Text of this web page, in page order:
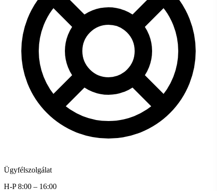
Ügyfélszolgálat
H-P 8:00 – 16:00